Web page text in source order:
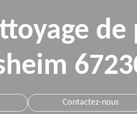
de
Contactez-nous